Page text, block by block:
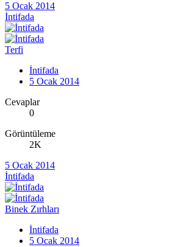
5 Ocak 2014
İntifada
Terfi
İntifada
5 Ocak 2014
Cevaplar
0
Görüntüleme
2K
5 Ocak 2014
İntifada
Binek Zırhları
İntifada
5 Ocak 2014